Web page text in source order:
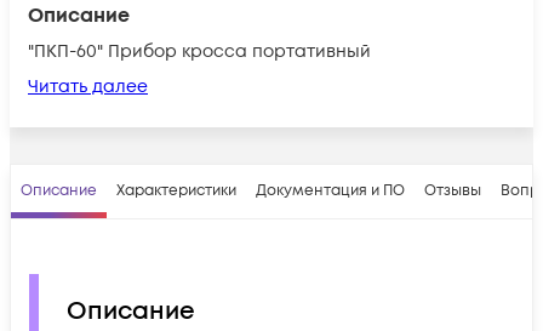
Описание
"ПКП-60" Прибор кросса портативный
Читать далее
Описание Характеристики Документация и ПО Отзывы
Описание